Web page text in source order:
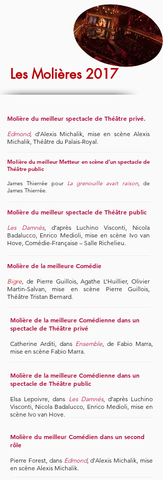
Les Molières 2017
Molière du meilleur spectacle de Théâtre privé.
Edmond, d’Alexis Michalik, mise en scène Alexis
Michalik, Théâtre du Palais-Royal.
Molière du meilleur Metteur en scène d’un spectacle de
Théâtre public
James Thierrée pour La grenouille avait raison, de
James Thierrée.
Molière du meilleur spectacle de Théâtre public
Les Damnés, d’après Luchino Visconti, Nicola
Badalucco, Enrico Medioli, mise en scène Ivo van
Hove, Comédie-Française – Salle Richelieu.
Molière de la meilleure Comédie
Bigre, de Pierre Guillois, Agathe L’Huillier, Olivier
Martin-Salvan, mise en scène Pierre Guillois,
Théâtre Tristan Bernard.
Molière de la meilleure Comédienne dans un
spectacle de Théâtre privé
Catherine Arditi, dans Ensemble, de Fabio Marra,
mise en scène Fabio Marra.
Molière de la meilleure Comédienne dans un
spectacle de Théâtre public
Elsa Lepoivre, dans Les Damnés, d’après Luchino
Visconti, Nicola Badalucco, Enrico Medioli, mise en
scène Ivo van Hove.
Molière du meilleur Comédien dans un second
rôle
Pierre Forest, dans Edmond, d’Alexis Michalik, mise
en scène Alexis Michalik.